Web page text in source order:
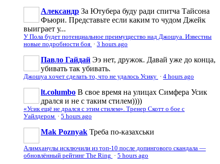
Александр За Ютубера буду ради спитча Тайсона
Фьюри. Представьте если каким то чудом Джейк
выиграет у...
У Пола будет потенциальное преимущество над Джошуа. Известны
новые подробности боя · 3 hours ago
Павло Гайдай Ээ нет, дружок. Давай уже до конца,
убивать так убивать.
Джошуа хочет сделать то, что не удалось Усику · 4 hours ago
lt.columbo В свое время на улицах Симфера Усик
дрался и не с таким стилем))))
«Усик ещё не дрался с этим стилем». Тренер Скотт о бое с
Уайлдером · 5 hours ago
Mak Poznyak Треба по-казахськи
Алимханулы исключили из топ-10 после допингового скандала —
обновлённый рейтинг The Ring · 5 hours ago